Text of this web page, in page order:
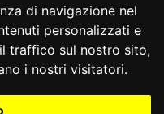
di navigazione nel
personalizzati e
traffico sul nostro sito,
i nostri visitatori.
-NOTE LEGALI
responsabile per i contenuti e
siti collegati.
legale.